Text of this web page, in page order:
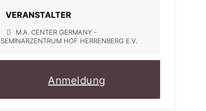
VERANSTALTER
M.A. CENTER GERMANY -
SEMINARZENTRUM HOF HERRENBERG E.V.
Anmeldung